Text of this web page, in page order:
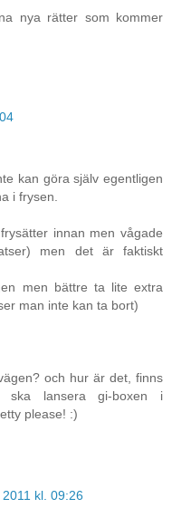
nya rätter som kommer
kan göra själv egentligen
i frysen.
innan men vågade
men det är faktiskt
men bättre ta lite extra
man inte kan ta bort)
och hur är det, finns
lansera gi-boxen i
please! :)
kl. 09:26